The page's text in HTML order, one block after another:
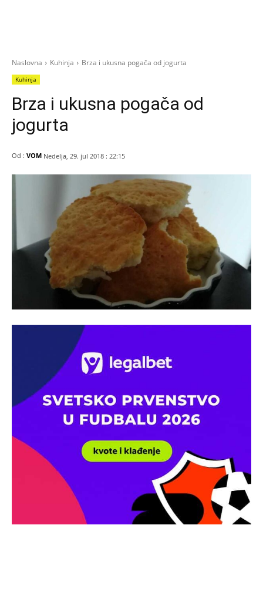
Naslovna Kuhinja Brza i ukusna pogača od jogurta
Kuhinja
Brza i ukusna pogača od
jogurta
Od : VOM Nedelja, 29. jul 2018 : 22:15